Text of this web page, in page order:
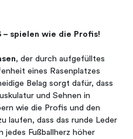
– spielen wie die Profis!
, der durch aufgefülltes
eines Rasenplatzes
Belag sorgt dafür, dass
und Sehnen in
wie die Profis und den
laufen, dass das runde Leder
jedes Fußballherz höher